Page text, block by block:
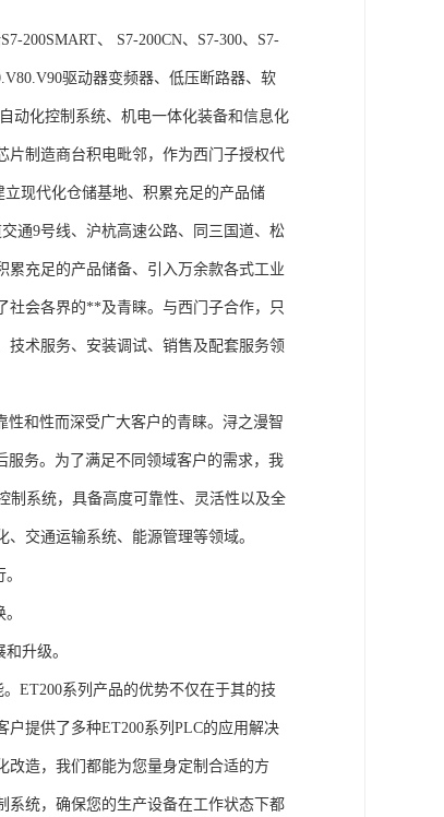
、 S7-200CN、S7-300、S7-
驱动器变频器、低压断路器、软
动化控制系统、机电一体化装备和信息化
片制造商台积电毗邻，作为西门子授权代
现代化仓储基地、积累充足的产品储
通9号线、沪杭高速公路、同三国道、松
累充足的产品储备、引入万余款各式工业
社会各界的**及青睐。与西门子合作，只
技术服务、安装调试、销售及配套服务领
和性而深受广大客户的青睐。浔之漫智
服务。为了满足不同领域客户的需求，我
制系统，具备高度可靠性、灵活性以及全
交通运输系统、能源管理等领域。
升级。
ET200系列产品的优势不仅在于其的技
提供了多种ET200系列PLC的应用解决
改造，我们都能为您量身定制合适的方
系统，确保您的生产设备在工作状态下都